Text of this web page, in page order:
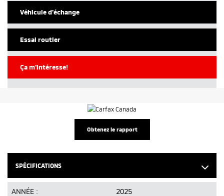
Obtenez le rapport
SPÉCIFICATIONS
ANNÉE : 2025
Véhicule d'échange
Essai routier
Ça m'intéresse!